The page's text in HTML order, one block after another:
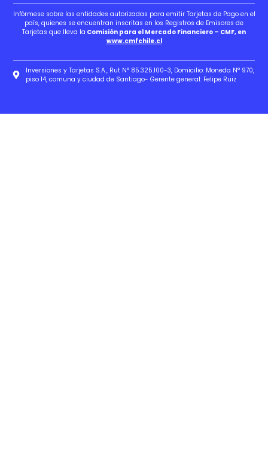
Infórmese sobre las entidades autorizadas para emitir Tarjetas de Pago en el
país, quienes se encuentran inscritas en los Registros de Emisores de
Tarjetas que lleva la Comisión para el Mercado Financiero – CMF, en
www.cmfchile.cl
Inversiones y Tarjetas S.A., Rut N° 85.325.100-3, Domicilio: Moneda N° 970,
piso 14, comuna y ciudad de Santiago- Gerente general: Felipe Ruiz